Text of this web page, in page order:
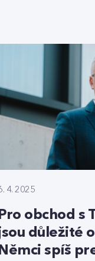
4. 2025
Pro obchod s
důležité
Němci spíš